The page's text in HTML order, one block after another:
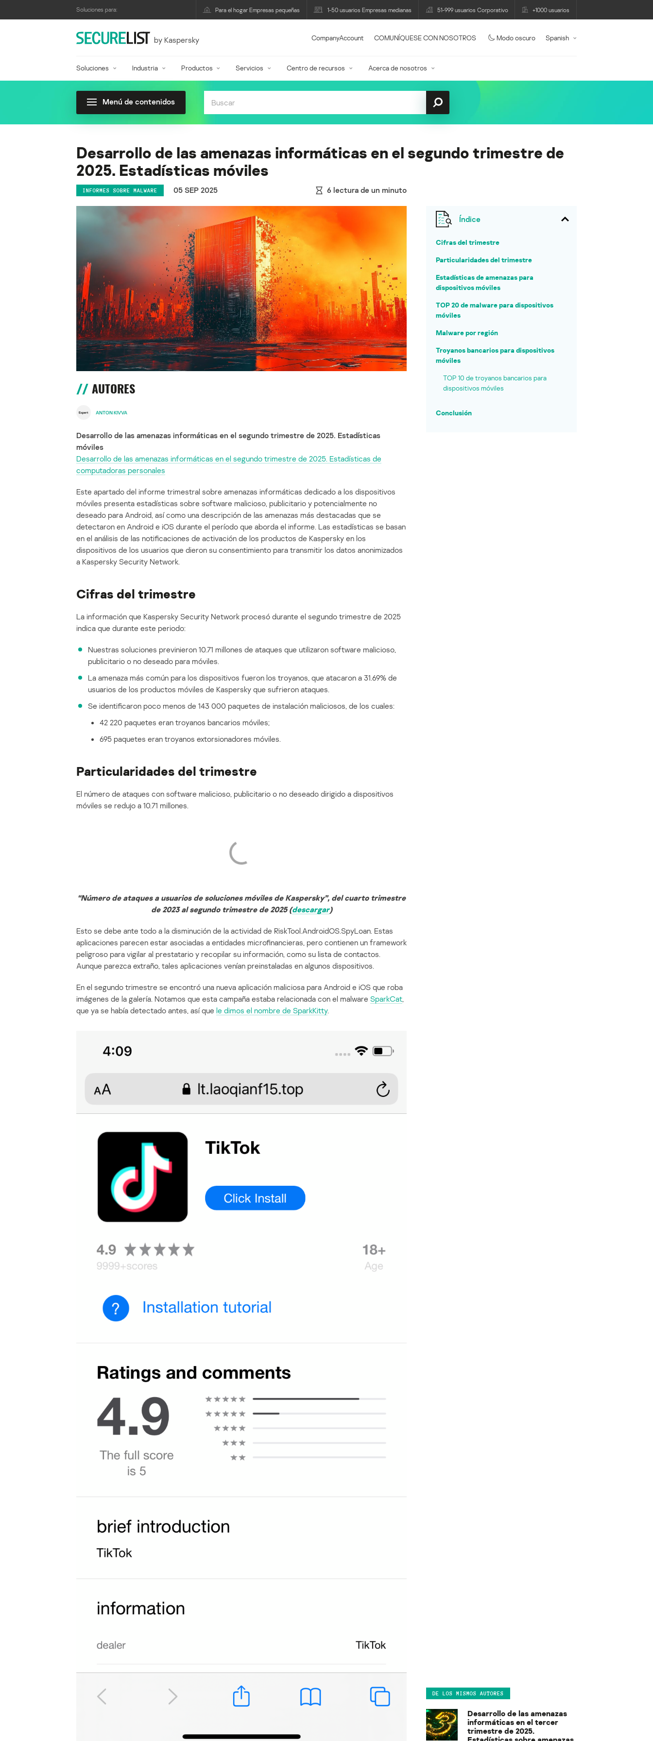
Soluciones para: Para el hogar Empresas pequeñas 1-50 usuarios Empresas medianas 51-999 usuarios Corporativo +1000 usuarios
by Kaspersky CompanyAccount COMUNÍQUESE CON NOSOTROS Modo oscuro Spanish
Soluciones Industria Productos Servicios Centro de recursos Acerca de nosotros
Menú de contenidos
Desarrollo de las amenazas informáticas en el segundo trimestre de
2025. Estadísticas móviles
INFORMES SOBRE MALWARE 05 SEP 2025 6 lectura de un minuto
AUTORES
ANTON KIVVA
Desarrollo de las amenazas informáticas en el segundo trimestre de 2025. Estadísticas
móviles
Desarrollo de las amenazas informáticas en el segundo trimestre de 2025. Estadísticas de
computadoras personales
Este apartado del informe trimestral sobre amenazas informáticas dedicado a los dispositivos
móviles presenta estadísticas sobre software malicioso, publicitario y potencialmente no
deseado para Android, así como una descripción de las amenazas más destacadas que se
detectaron en Android e iOS durante el período que aborda el informe. Las estadísticas se basan
en el análisis de las notificaciones de activación de los productos de Kaspersky en los
dispositivos de los usuarios que dieron su consentimiento para transmitir los datos anonimizados
a Kaspersky Security Network.
Cifras del trimestre
La información que Kaspersky Security Network procesó durante el segundo trimestre de 2025
indica que durante este periodo:
Nuestras soluciones previnieron 10.71 millones de ataques que utilizaron software malicioso,
publicitario o no deseado para móviles.
La amenaza más común para los dispositivos fueron los troyanos, que atacaron a 31.69% de
usuarios de los productos móviles de Kaspersky que sufrieron ataques.
Se identificaron poco menos de 143 000 paquetes de instalación maliciosos, de los cuales:
42 220 paquetes eran troyanos bancarios móviles;
695 paquetes eran troyanos extorsionadores móviles.
Particularidades del trimestre
El número de ataques con software malicioso, publicitario o no deseado dirigido a dispositivos
móviles se redujo a 10.71 millones.
“Número de ataques a usuarios de soluciones móviles de Kaspersky”, del cuarto trimestre
de 2023 al segundo trimestre de 2025 (descargar)
Esto se debe ante todo a la disminución de la actividad de RiskTool.AndroidOS.SpyLoan. Estas
aplicaciones parecen estar asociadas a entidades microfinancieras, pero contienen un framework
peligroso para vigilar al prestatario y recopilar su información, como su lista de contactos.
Aunque parezca extraño, tales aplicaciones venían preinstaladas en algunos dispositivos.
En el segundo trimestre se encontró una nueva aplicación maliciosa para Android e iOS que roba
imágenes de la galería. Notamos que esta campaña estaba relacionada con el malware SparkCat,
que ya se había detectado antes, así que le dimos el nombre de SparkKitty.
Índice
Cifras del trimestre
Particularidades del trimestre
Estadísticas de amenazas para
dispositivos móviles
TOP 20 de malware para dispositivos
móviles
Malware por región
Troyanos bancarios para dispositivos
móviles
TOP 10 de troyanos bancarios para
dispositivos móviles
Conclusión
DE LOS MISMOS AUTORES
Desarrollo de las amenazas
informáticas en el tercer
trimestre de 2025.